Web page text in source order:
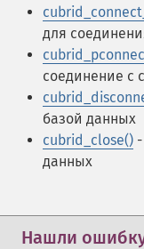
для
соединение с
базой данных
cubrid_close()
данных
Нашли